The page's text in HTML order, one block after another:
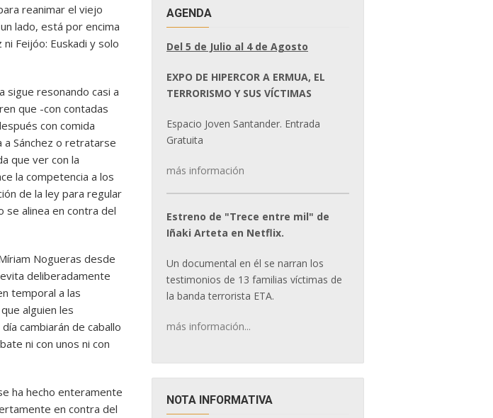
reanimar el viejo
lado, está por encima
Feijóo: Euskadi y solo
sigue resonando casi a
que -con contadas
con comida
a Sánchez o retratarse
que ver con la
la competencia a los
de la ley para regular
se alinea en contra del
Nogueras desde
deliberadamente
temporal a las
alguien les
cambiarán de caballo
ni con unos ni con
ha hecho enteramente
en contra del
AGENDA
Del 5 de Julio al 4 de Agosto
EXPO DE HIPERCOR A ERMUA, EL
TERRORISMO Y SUS VÍCTIMAS
Espacio Joven Santander. Entrada
Gratuita
más información
Estreno de "Trece entre mil" de
Iñaki Arteta en Netflix.
Un documental en él se narran los
testimonios de 13 familias víctimas de
la banda terrorista ETA.
más información...
NOTA INFORMATIVA